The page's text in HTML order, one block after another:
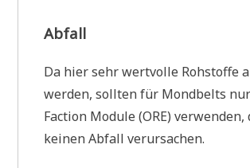
Abfall
Da hier sehr wertvolle Rohstoffe
werden, sollten für Mondbelts
Faction Module (ORE) verwenden,
keinen Abfall verursachen.